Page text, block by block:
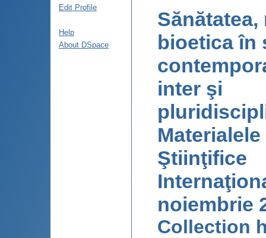
Edit Profile
Help
About DSpace
bioetica în
inter şi
Ştiinţifice
noiembrie
Collection